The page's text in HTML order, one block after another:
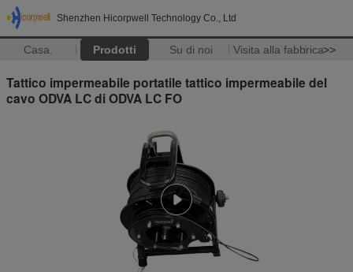
Shenzhen Hicorpwell Technology Co., Ltd
Casa. Prodotti Su di noi Visita alla fabbrica>>
Tattico impermeabile portatile tattico impermeabile del
cavo ODVA LC di ODVA LC FO